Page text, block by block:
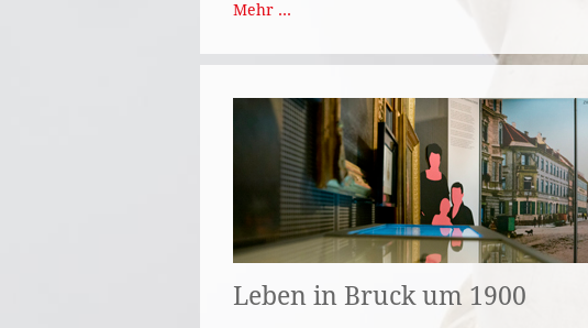
Mehr ...
Leben in Bruck um 1900